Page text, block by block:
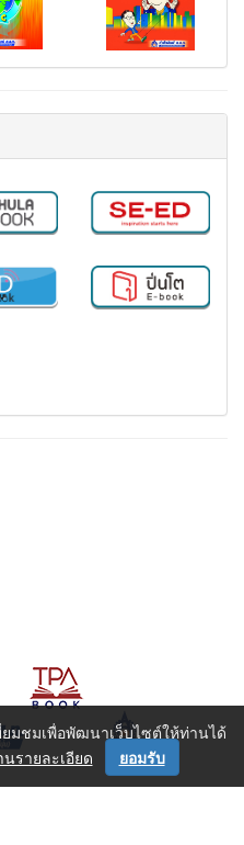
ยมชมเพื่อพัฒนาเว็บไซต์ให้ท่านได้
นรายละเอียด ยอมรับ